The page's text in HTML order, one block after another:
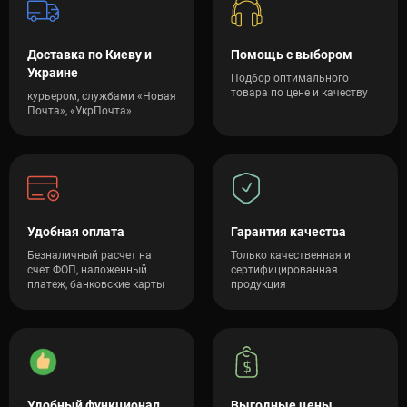
При выборе бандажа важно учитывать несколько факторов:
или задач следует выбрать мягкий, полужесткий или
жесткий ортез.
позволяют коже дышать.
4. Удобство использования: Легкость надевания и снятия
может сыграть большую роль в повседневном
использовании.
Бандажей
Доставка по Киеву и
Украине
курьером, службами «Новая
Почта», «УкрПочта»
Помощь с выбором
Подбор оптимального
товара по цене и качеству
Удобная оплата
Безналичный расчет на
счет ФОП, наложенный
платеж, банковские карты
Гарантия качества
Только качественная и
сертифицированная
продукция